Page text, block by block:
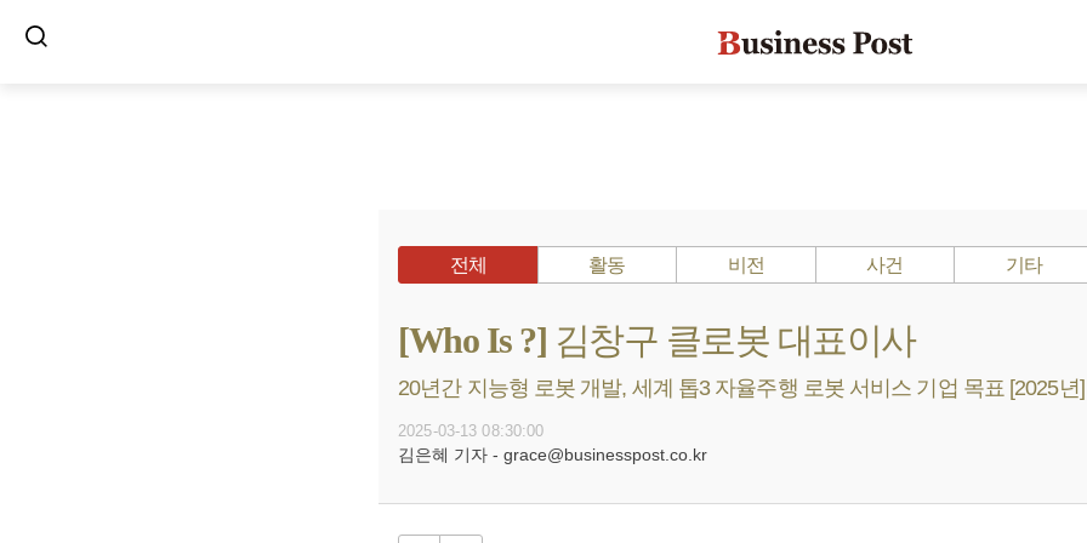
전체 활동 비전 사건 기타
[Who Is ?] 김창구 클로봇 대표이사
20년간 지능형 로봇 개발, 세계 톱3 자율주행 로봇 서비스 기업 목표 [2025년]
2025-03-13 08:30:00
김은혜 기자 - grace@businesspost.co.kr